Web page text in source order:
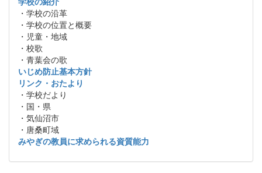
・学校の沿革
・学校の位置と概要
・児童・地域
・校歌
・青葉会の歌
いじめ防止基本方針
リンク・おたより
・学校だより
・国・県
・気仙沼市
・唐桑町域
みやぎの教員に求められる資質能力